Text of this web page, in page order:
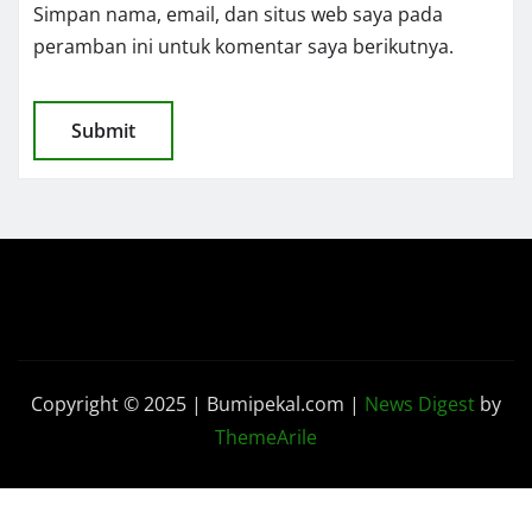
Simpan nama, email, dan situs web saya pada
peramban ini untuk komentar saya berikutnya.
Copyright © 2025 | Bumipekal.com | News Digest by
ThemeArile